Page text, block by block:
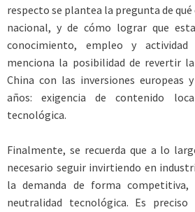
respecto se plantea la pregunta de
nacional, y de cómo lograr que
conocimiento, empleo y
menciona la posibilidad de revertir
China con las inversiones europeas
años: exigencia de contenido
tecnológica.
Finalmente, se recuerda que a lo
necesario seguir invirtiendo en
la demanda de forma competitiva,
neutralidad tecnológica. Es